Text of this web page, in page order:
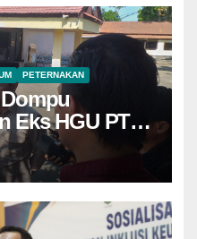
PETERNAKAN
Eks HGU PT